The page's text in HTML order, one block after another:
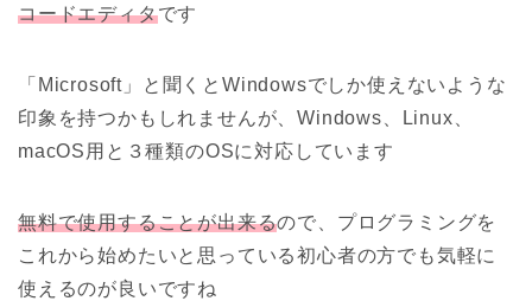
コードエディタです
「Microsoft」と聞くとWindowsでしか使えないような
印象を持つかもしれませんが、Windows、Linux、
macOS用と３種類のOSに対応しています
無料で使用することが出来るので、プログラミングを
これから始めたいと思っている初心者の方でも気軽に
使えるのが良いですね